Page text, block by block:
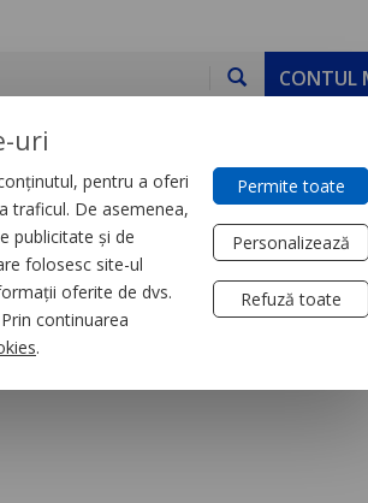
CONTUL
PARTENER CONTACT
Rm35-Hz
uri
pentru a oferi
traficul. De asemenea,
publicitate și de
folosesc site-ul
oferite de dvs.
continuarea
.
Permite toate
Personalizează
Refuză toate